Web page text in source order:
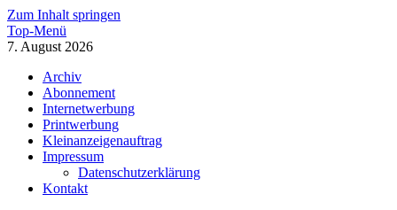
Zum Inhalt springen
Top-Menü
7. August 2026
Archiv
Abonnement
Internetwerbung
Printwerbung
Kleinanzeigenauftrag
Impressum
Datenschutzerklärung
Kontakt